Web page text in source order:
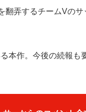
翻弄するチームVの
本作。今後の続報も